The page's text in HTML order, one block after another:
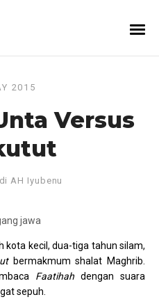
2015
Versus
AH Iyubenu
kota kecil, dua-tiga tahun silam,
bermakmum shalat Maghrib.
Faatihah dengan suara
sepuh.